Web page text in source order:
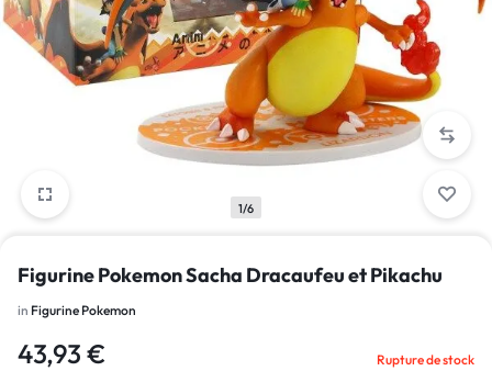
1/6
Figurine Pokemon Sacha Dracaufeu et Pikachu
in Figurine Pokemon
43,93 € Rupture de stock